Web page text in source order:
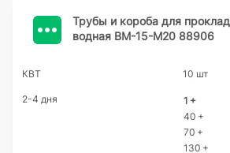
Трубы и короба для
водная ВМ-15-М20 88906
КВТ 10 шт
2-4 дня 1 +
40 +
70 +
130 +